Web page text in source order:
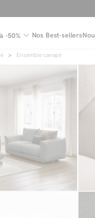
-50% Nos Best-sellers
Ensemble canapé